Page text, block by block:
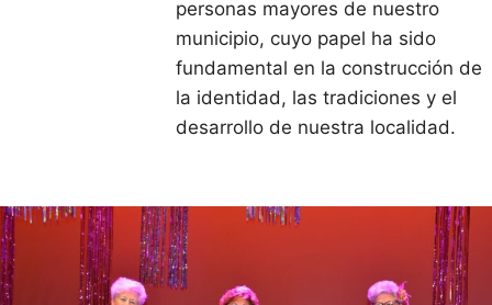
personas mayores de nuestro
municipio, cuyo papel ha sido
fundamental en la construcción de
la identidad, las tradiciones y el
desarrollo de nuestra localidad.